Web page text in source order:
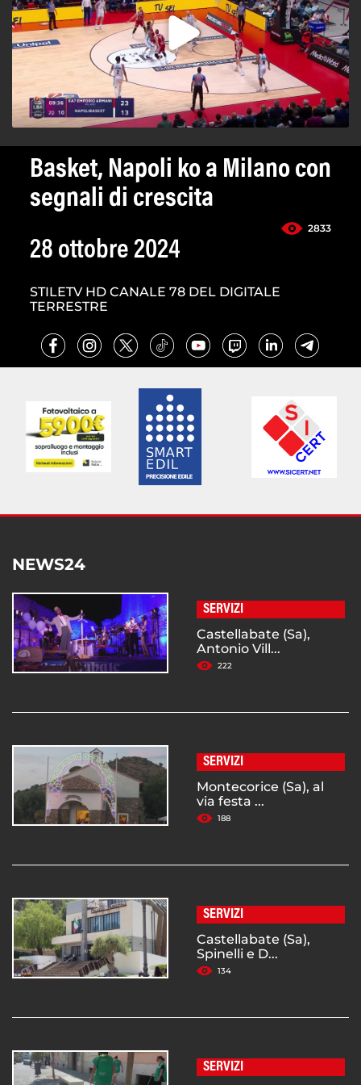
Basket, Napoli ko a Milano con
segnali di crescita
2833
28 ottobre 2024
STILETV HD CANALE 78 DEL DIGITALE
TERRESTRE
NEWS24
SERVIZI
Castellabate (Sa),
Antonio Vill...
222
SERVIZI
Montecorice (Sa), al
via festa ...
188
SERVIZI
Castellabate (Sa),
Spinelli e D...
134
SERVIZI